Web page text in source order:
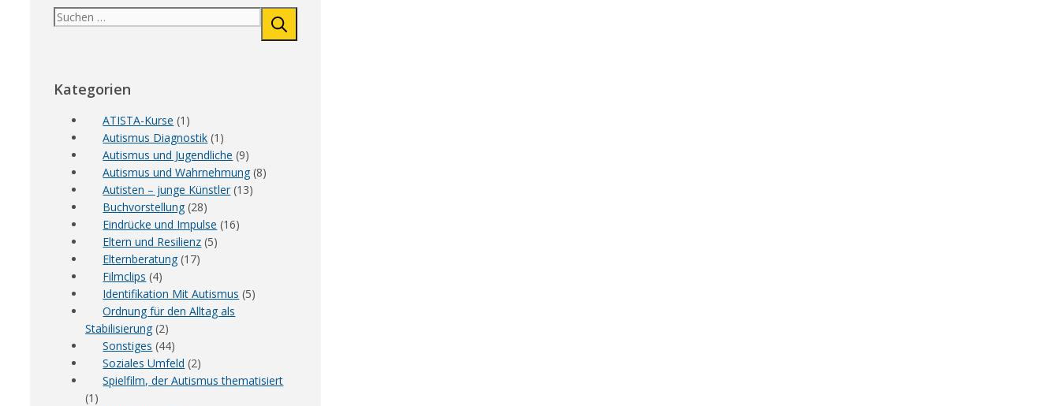
Suchen
nach:
Kategorien
ATISTA-Kurse (1)
Autismus Diagnostik (1)
Autismus und Jugendliche (9)
Autismus und Wahrnehmung (8)
Autisten – junge Künstler (13)
Buchvorstellung (28)
Eindrücke und Impulse (16)
Eltern und Resilienz (5)
Elternberatung (17)
Filmclips (4)
Identifikation Mit Autismus (5)
Ordnung für den Alltag als
Stabilisierung (2)
Sonstiges (44)
Soziales Umfeld (2)
Spielfilm, der Autismus thematisiert
(1)